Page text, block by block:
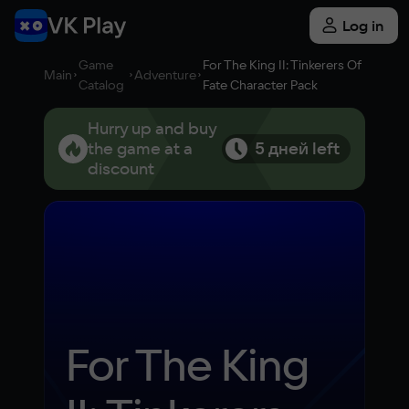
Log in
Main
Game
Catalog
Adventure
For The King II: Tinkerers Of
Fate Character Pack
Hurry up and buy
the game at a
discount
5 дней left
For The King